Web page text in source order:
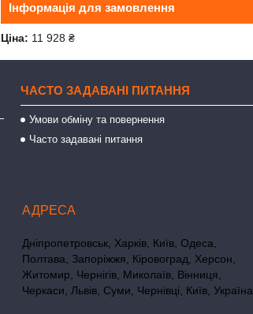
Інформація для замовлення
Ціна: 11 928 ₴
ЧАСТО ЗАДАВАНІ ПИТАННЯ
Умови обміну та повернення
Часто задавані питання
Дніпропетровськ, Харків, Київ, Одеса,
Полтава, Запоріжжя, Кіровоград, Херсон,
Житомир, Чернігів, Миколаїв, Вінниця,
Черкаси, Львів, Суми, Чернівці, Київ, Україна